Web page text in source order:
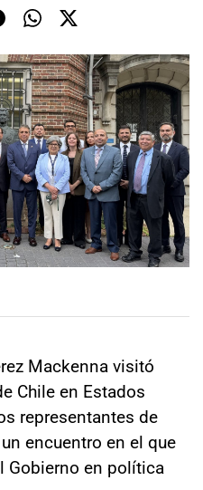
Económicas
Mackenna visitó
Chile en Estados
representantes de
encuentro en el que
Gobierno en política